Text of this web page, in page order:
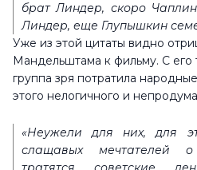
брат Линдер, скоро
Линдер, еще Глупышкин
Уже из этой цитаты видно
Мандельштама к фильму. С его
группа зря потратила
этого нелогичного и
«Неужели для них, для
слащавых мечтателей